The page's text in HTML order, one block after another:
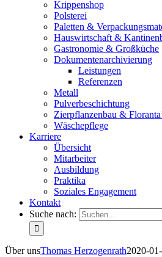
Krippenshop
Polsterei
Paletten &
Hauswirtschaft &
Gastronomie & Großküche
Dokumentenarchivierung
Leistungen
Referenzen
Metall
Pulverbeschichtung
Zierpflanzenbau &
Wäschepflege
Karriere
Übersicht
Mitarbeiter
Ausbildung
Praktika
Soziales Engagement
Kontakt
Suche nach:
Über unsThomas Herzogenrath2020-